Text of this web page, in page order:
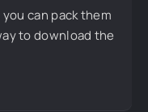
can pack them
to download the